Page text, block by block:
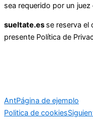
sea requerido por un
sueltate.es se reserva el
presente Política de
AntPágina de ejemplo
Politica de cookies